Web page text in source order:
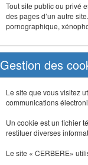
Tout site public ou privé
des pages d’un autre
pornographique,
Gestion des
Le site que vous visitez
communications
Un cookie est un fichier
restituer diverses
Le site « CERBERE»